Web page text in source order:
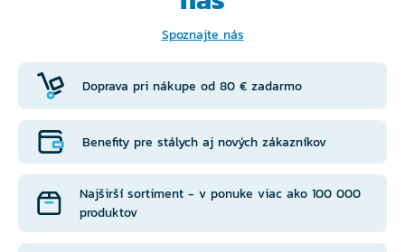
Spoznajte nás
Doprava pri nákupe od 80 € zadarmo
Benefity pre stálych aj nových zákazníkov
Najširší sortiment - v ponuke viac ako 100 000
produktov